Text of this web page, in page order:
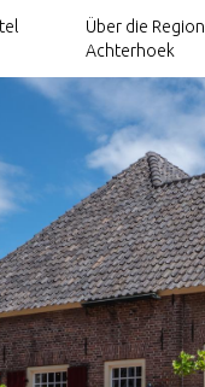
Aktiv-
Über die Region
Achterhoek